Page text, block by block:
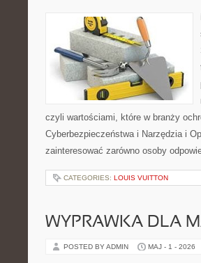
czyli wartościami, które w branży
Cyberbezpieczeństwa i Narzędzia i
zainteresować zarówno osoby
CATEGORIES: LOUIS VUITTON
WYPRAWKA DLA
POSTED BY ADMIN MAJ - 1 - 2026